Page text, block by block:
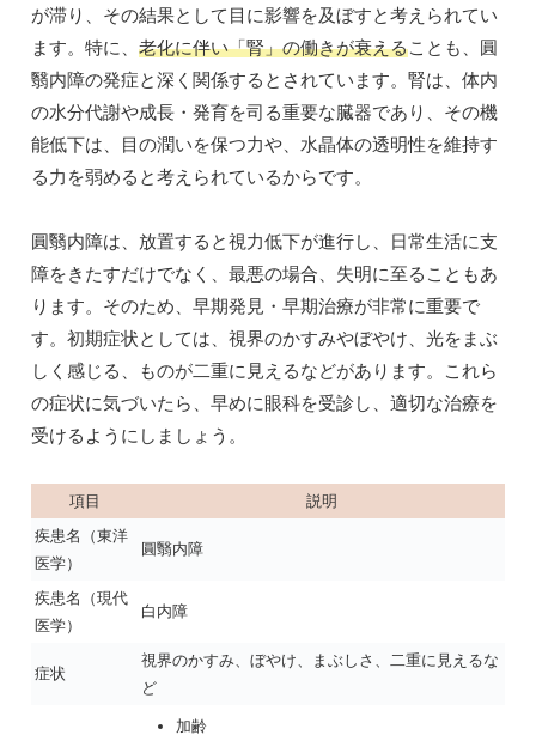
が滞り、その結果として目に影響を及ぼすと考えられてい
ます。特に、 老化に伴い「腎」の働きが衰えることも、圓
翳内障の発症と深く関係するとされています。腎は、体内
の水分代謝や成長・発育を司る重要な臓器であり、その機
能低下は、目の潤いを保つ力や、水晶体の透明性を維持す
る力を弱めると考えられているからです。
圓翳内障は、放置すると視力低下が進行し、日常生活に支
障をきたすだけでなく、最悪の場合、失明に至ることもあ
ります。そのため、早期発見・早期治療が非常に重要で
す。初期症状としては、視界のかすみやぼやけ、光をまぶ
しく感じる、ものが二重に見えるなどがあります。これら
の症状に気づいたら、早めに眼科を受診し、適切な治療を
受けるようにしましょう。
項目
説明
疾患名（東洋
医学）
圓翳内障
疾患名（現代
医学）
白内障
症状
視界のかすみ、ぼやけ、まぶしさ、二重に見えるな
ど
加齢